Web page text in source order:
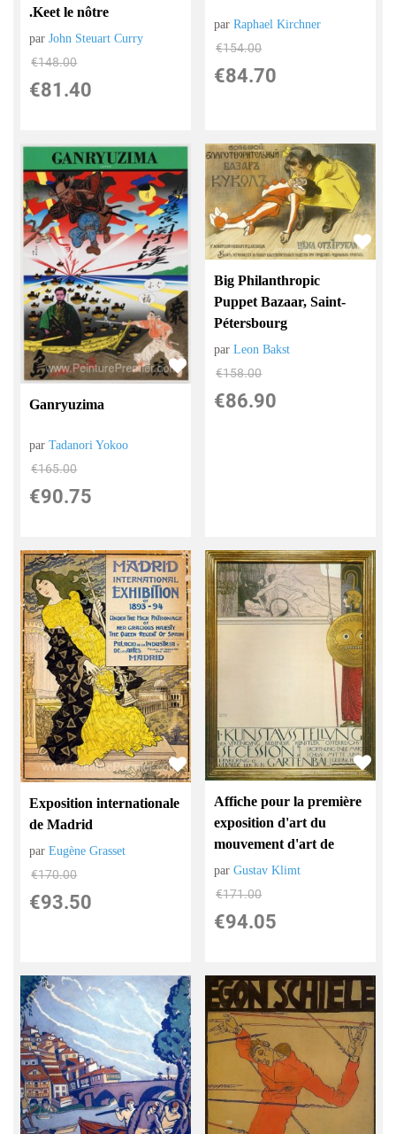
.Keet le nôtre
parJohn Steuart Curry
€148.00
€81.40
parRaphael Kirchner
€154.00
€84.70
Ganryuzima
parTadanori Yokoo
€165.00
€90.75
Big Philanthropic
Puppet Bazaar, Saint-
Pétersbourg
parLeon Bakst
€158.00
€86.90
Exposition internationale
de Madrid
parEugène Grasset
€170.00
€93.50
Affiche pour la première
exposition d'art du
mouvement d'art de
parGustav Klimt
€171.00
€94.05